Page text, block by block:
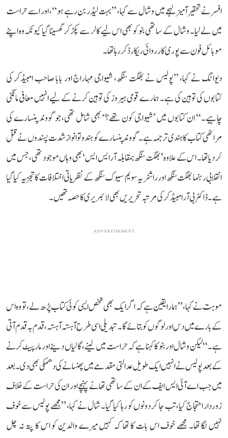
افسر نے تحقیر آمیز لہجے میں وشال سے کہا، ’’بہت لیڈر بن رہے ہو‘‘، اور اسے حراست
میں لے لیا۔ وشال کے ساتھی بٹو کو بھی اس لیے کالر سے پکڑ کر گھسیٹا گیا کیونکہ وہ اپنے
موبائل فون سے پوری کارروائی ریکارڈ کر رہا تھا۔
دیوانگ نے کہا، ’’پولیس نے بھگت سنگھ، شیواجی مہاراج اور بابا صاحب امبیڈکر کی
کتابوں کی توہین کی ہے۔ ہمارے قومی ہیروز کی توہین کرنے کے لیے انہیں معافی مانگنی
چاہیے۔‘‘ ان کتابوں میں ’شیواجی کون تھے؟‘ بھی شامل تھی، جو گووند پنسارے کی
مراٹھی کتاب کا ہندی ترجمہ ہے۔ گووند پنسارے کو ہندوتوا نواز شدت پسندوں نے قتل
کر دیا تھا۔ اس کے علاوہ ’بھگت سنگھ بمقابلہ آر ایس ایس‘ بھی وہاں موجود تھی، جس میں
انقلابی رہنما بھگت سنگھ اور راشٹریہ سویم سیوک سنگھ کے نظریاتی اختلافات کا تجزیہ کیا گیا
ہے۔ ڈاکٹر بی آر امبیڈکر کی مرتبہ تحریریں بھی لائبریری کا حصہ تھیں۔
ADVERTISEMENT
موہت نے کہا، ’’ہمارا یقین ہے کہ اگر ایک بھی شخص ایسی کوئی کتاب پڑھ لے، تو وہ اس
کے بارے میں دس اور لوگوں کو بتائے گا۔ تبدیلی اسی طرح آہستہ آہستہ، قدم بہ قدم آتی
ہے۔‘‘ لیکن وشال اور بٹو کا کہنا ہے کہ حراست میں لینے، گالیاں دینے اور مارپیٹ کرنے
کے بعد پولیس نے انہیں ایک طویل عدالتی مقدمے میں پھنسانے کی دھمکی بھی دی۔ بعد
میں جب اے آئی ایس ایف کے ان کے ساتھی تھانے پہنچے اور ان کی حراست کے خلاف
زوردار احتجاج کیا، تب جا کر دونوں کو رہا کیا گیا۔ شال نے کہا، ’’مجھے پولیس سے خوف
نہیں لگا تھا۔ مجھے خوف اس بات کا تھا کہ کہیں میرے والدین کو اس کا پتہ نہ چل